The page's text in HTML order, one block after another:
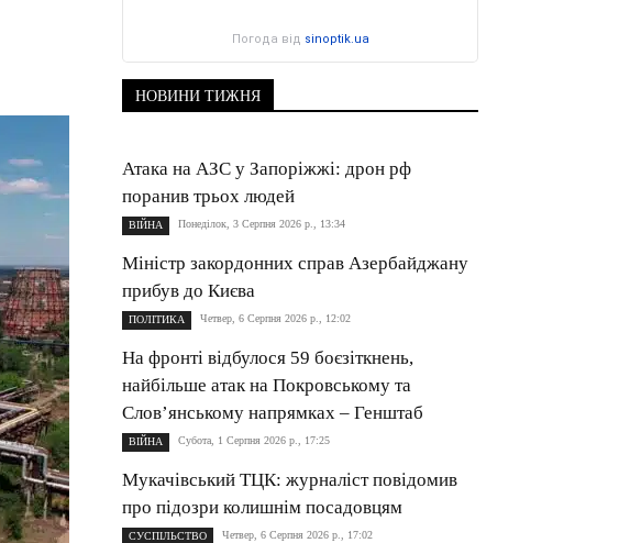
Погода від sinoptik.ua
НОВИНИ ТИЖНЯ
Атака на АЗС у Запоріжжі: дрон рф
поранив трьох людей
ВІЙНА Понеділок, 3 Серпня 2026 р., 13:34
Міністр закордонних справ Азербайджану
прибув до Києва
ПОЛІТИКА Четвер, 6 Серпня 2026 р., 12:02
На фронті відбулося 59 боєзіткнень,
найбільше атак на Покровському та
Слов’янському напрямках – Генштаб
ВІЙНА Субота, 1 Серпня 2026 р., 17:25
Мукачівський ТЦК: журналіст повідомив
про підозри колишнім посадовцям
СУСПІЛЬСТВО Четвер, 6 Серпня 2026 р., 17:02